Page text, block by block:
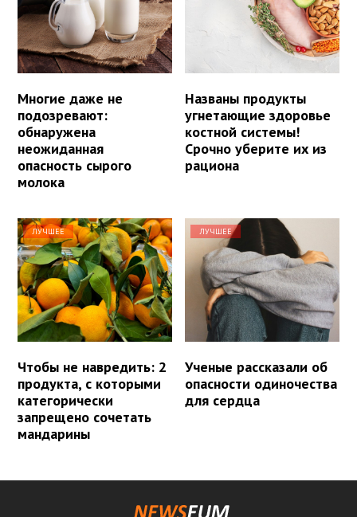
Многие даже не
подозревают:
обнаружена
неожиданная
опасность сырого
молока
Названы продукты
угнетающие здоровье
костной системы!
Срочно уберите их из
рациона
ЛУЧШЕЕ
Чтобы не навредить: 2
продукта, с которыми
категорически
запрещено сочетать
мандарины
ЛУЧШЕЕ
Ученые рассказали об
опасности одиночества
для сердца